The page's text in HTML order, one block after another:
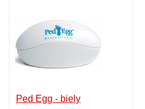
Ped Egg - biely